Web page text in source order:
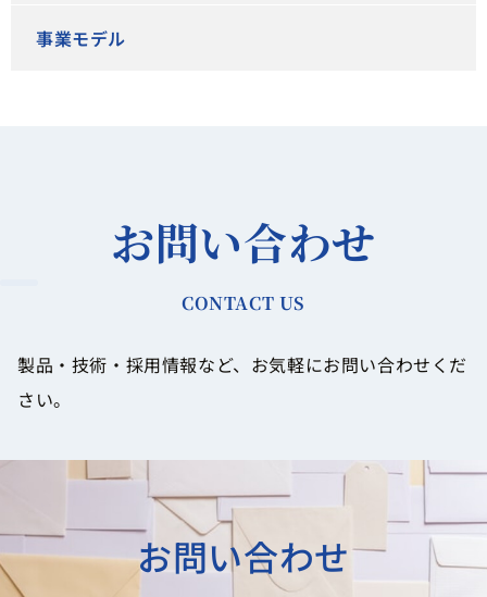
事業モデル
お問い合わせ
CONTACT US
製品・技術・採用情報など、お気軽にお問い合わせくだ
さい。
お問い合わせ